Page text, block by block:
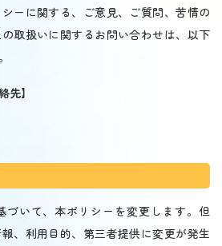
ーに関する、ご意見、ご質問、苦情の
取扱いに関するお問い合わせは、以下
先】
づいて、本ポリシーを変更します。但
、利用目的、第三者提供に変更が発生